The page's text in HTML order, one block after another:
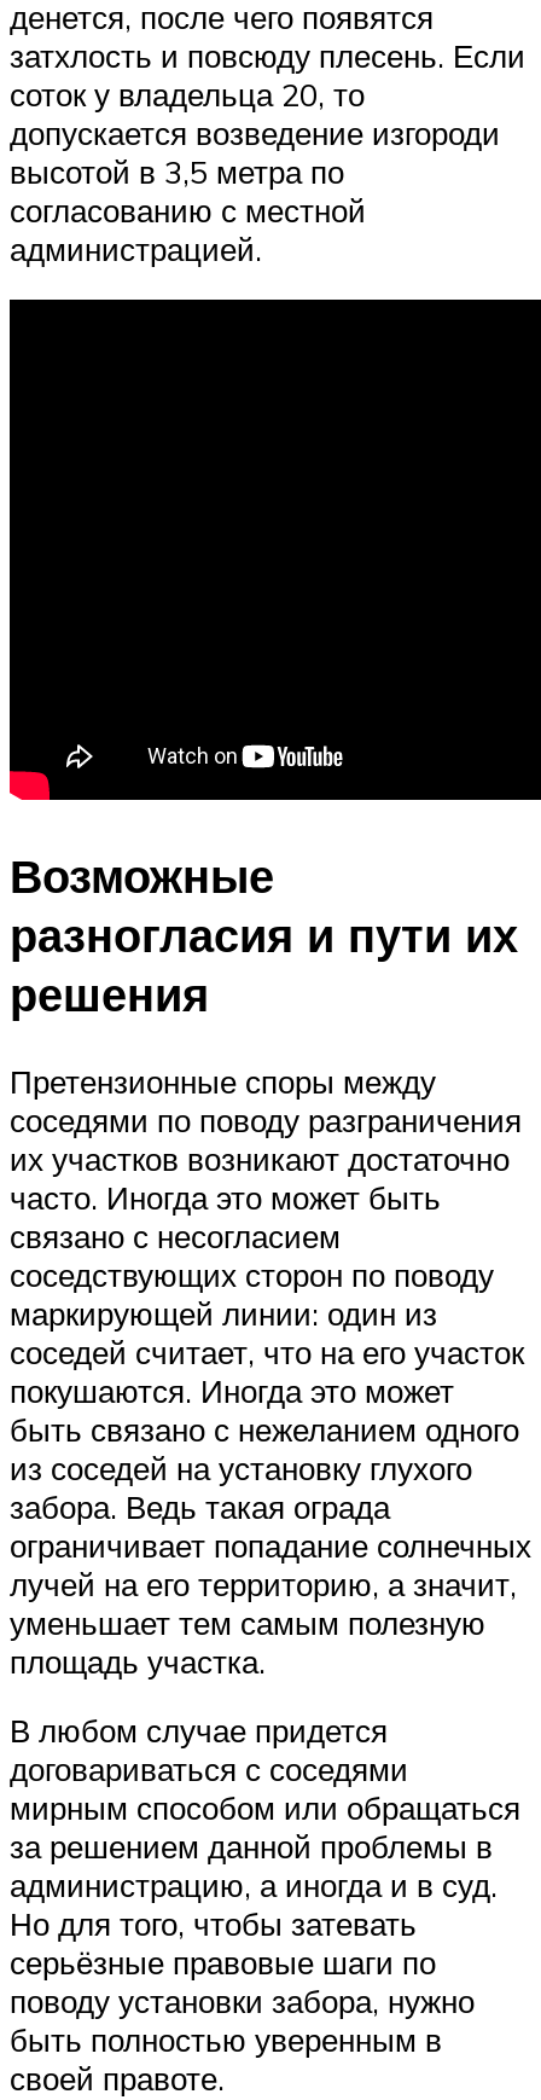
денется, после чего появятся
затхлость и повсюду плесень. Если
соток у владельца 20, то
допускается возведение изгороди
высотой в 3,5 метра по
согласованию с местной
администрацией.
Возможные
разногласия и пути их
решения
Претензионные споры между
соседями по поводу разграничения
их участков возникают достаточно
часто. Иногда это может быть
связано с несогласием
соседствующих сторон по поводу
маркирующей линии: один из
соседей считает, что на его участок
покушаются. Иногда это может
быть связано с нежеланием одного
из соседей на установку глухого
забора. Ведь такая ограда
ограничивает попадание солнечных
лучей на его территорию, а значит,
уменьшает тем самым полезную
площадь участка.
В любом случае придется
договариваться с соседями
мирным способом или обращаться
за решением данной проблемы в
администрацию, а иногда и в суд.
Но для того, чтобы затевать
серьёзные правовые шаги по
поводу установки забора, нужно
быть полностью уверенным в
своей правоте.